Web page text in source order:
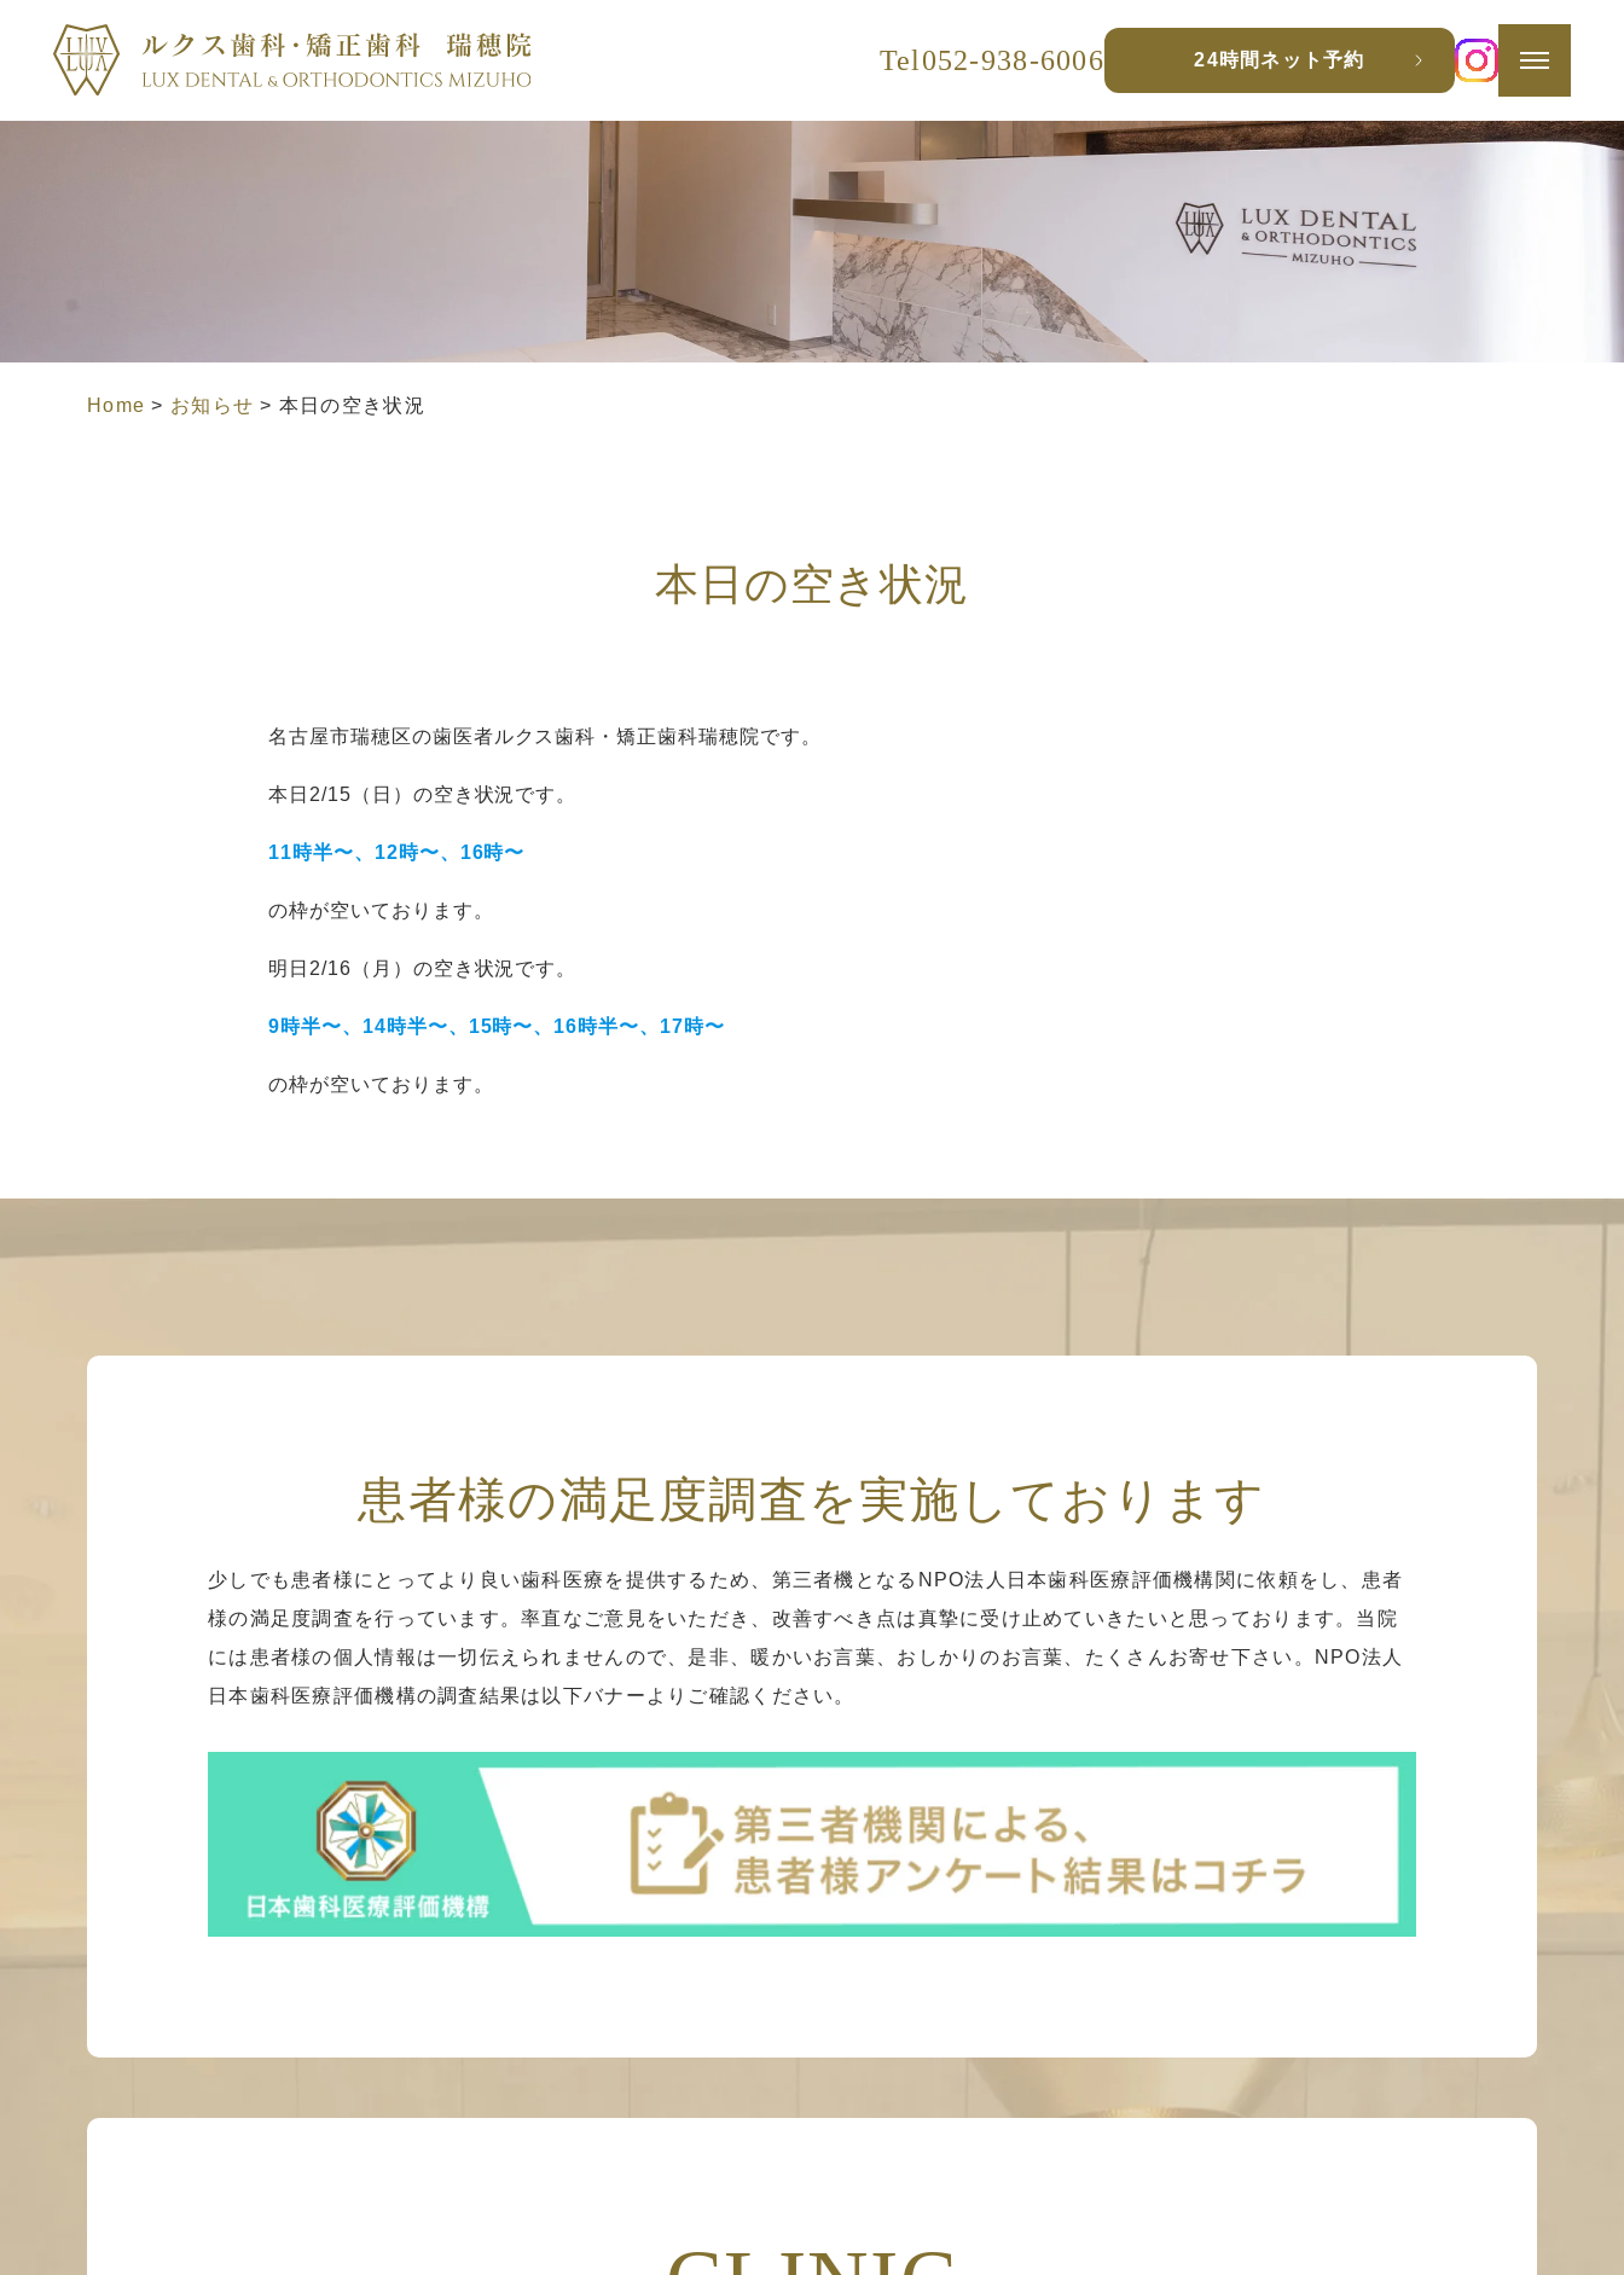
Tel052-938-6006 24時間ネット予約
Home > お知らせ > 本日の空き状況
本日の空き状況
名古屋市瑞穂区の歯医者ルクス歯科・矯正歯科瑞穂院です。
本日2/15（日）の空き状況です。
11時半〜、12時〜、16時〜
の枠が空いております。
明日2/16（月）の空き状況です。
9時半〜、14時半〜、15時〜、16時半〜、17時〜
の枠が空いております。
患者様の満足度調査を実施しております
少しでも患者様にとってより良い歯科医療を提供するため、第三者機となるNPO法人日本歯科医療評価機構関に依頼をし、患者
様の満足度調査を行っています。率直なご意見をいただき、改善すべき点は真摯に受け止めていきたいと思っております。当院
には患者様の個人情報は一切伝えられませんので、是非、暖かいお言葉、おしかりのお言葉、たくさんお寄せ下さい。NPO法人
日本歯科医療評価機構の調査結果は以下バナーよりご確認ください。